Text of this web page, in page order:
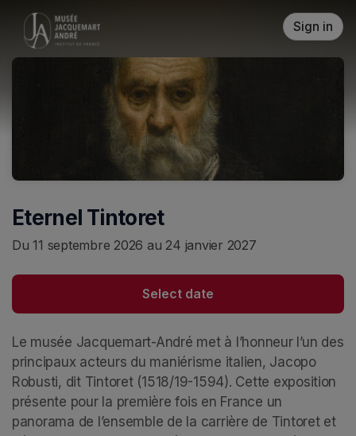
Skip header
Sign in
Eternel Tintoret
Du 11 septembre 2026 au 24 janvier 2027
Select date
Le musée Jacquemart-André met à l’honneur l’un des
principaux acteurs du maniérisme italien, Jacopo
Robusti, dit Tintoret (1518/19-1594). Cette exposition
présente pour la première fois en France un
panorama de l’ensemble de la carrière de Tintoret et